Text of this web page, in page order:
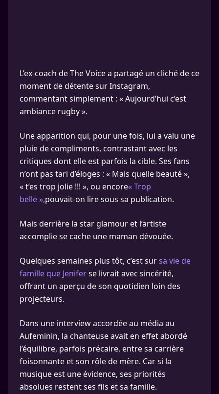
L’ex-coach de The Voice a partagé un cliché de ce
moment de détente sur Instagram,
commentant simplement : « Aujourd’hui c’est
ambiance rugby ».
Une apparition qui, pour une fois, lui a valu une
pluie de compliments, contrastant avec les
critiques dont elle est parfois la cible. Ses fans
n’ont pas tari d’éloges : « Mais quelle beauté »,
« t’es trop jolie !!! », ou encore« Trop
belle »,pouvait-on lire sous sa publication.
Mais derrière la star glamour et l’artiste
accomplie se cache une maman dévouée.
Quelques semaines plus tôt, c’est sursa vie de
famille que Jeniferse livrait avec sincérité,
offrant un aperçu de son quotidien loin des
projecteurs.
Dans une interview accordée au média au
Aufeminin, la chanteuse avait en effet abordé
l’équilibre, parfois précaire, entre sa carrière
foisonnante et son rôle de mère. Car si la
musique est une évidence, ses priorités
absolues restent ses fils et sa famille.